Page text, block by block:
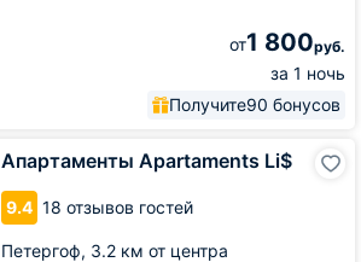
от1 800руб.
за 1 ночь
Получите90 бонусов
Апартаменты Apartaments Li$
9.4 18 отзывов гостей
Петергоф, 3.2 км от центра